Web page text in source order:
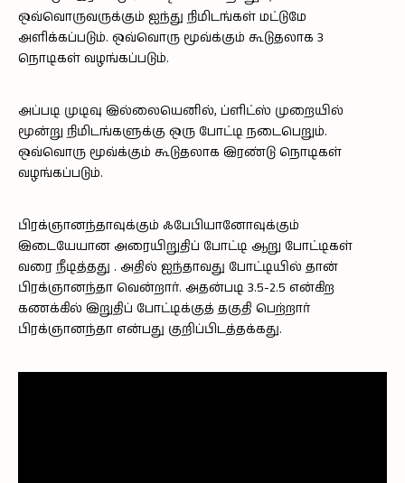
ஒவ்வொருவருக்கும் ஐந்து நிமிடங்கள் மட்டுமே
அளிக்கப்படும். ஒவ்வொரு மூவ்க்கும் கூடுதலாக 3
நொடிகள் வழங்கப்படும்.
அப்படி முடிவு இல்லையெனில், ப்ளிட்ஸ் முறையில்
மூன்று நிமிடங்களுக்கு ஒரு போட்டி நடைபெறும்.
ஒவ்வொரு மூவ்க்கும் கூடுதலாக இரண்டு நொடிகள்
வழங்கப்படும்.
பிரக்ஞானந்தாவுக்கும் ஃபேபியானோவுக்கும்
இடையேயான அரையிறுதிப் போட்டி ஆறு போட்டிகள்
வரை நீடித்தது . அதில் ஐந்தாவது போட்டியில் தான்
பிரக்ஞானந்தா வென்றார். அதன்படி 3.5-2.5 என்கிற
கணக்கில் இறுதிப் போட்டிக்குத் தகுதி பெற்றார்
பிரக்ஞானந்தா என்பது குறிப்பிடத்தக்கது.